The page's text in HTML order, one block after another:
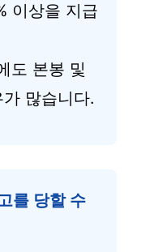
이상을 지급
도 본봉 및
많습니다.
를 당할 수